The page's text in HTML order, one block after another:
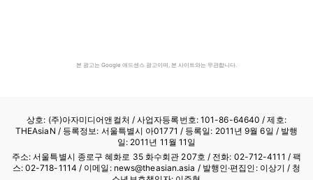
본 광고는 Google 애드센스 광고이며, 본 사이트와는 무관합니다.
상호: (주)아자미디어앤컬처 /사업자등록번호: 101-86-64640 / 제호:
THEAsiaN / 등록정보: 서울특별시 아01771 / 등록일: 2011년 9월 6일 / 발행
일: 2011년 11월 11일
주소: 서울특별시 종로구 혜화로 35 화수회관 207호 / 전화: 02-712-4111 / 팩
스: 02-718-1114 / 이메일: news@theasian.asia / 발행인·편집인: 이상기 / 청